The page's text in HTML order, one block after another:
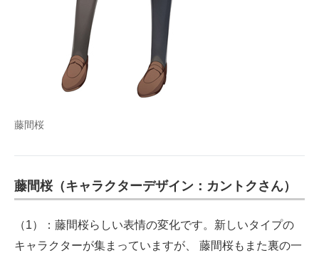
藤間桜
藤間桜（キャラクターデザイン：カントクさん）
（1）：藤間桜らしい表情の変化です。新しいタイプの
キャラクターが集まっていますが、 藤間桜もまた裏の一